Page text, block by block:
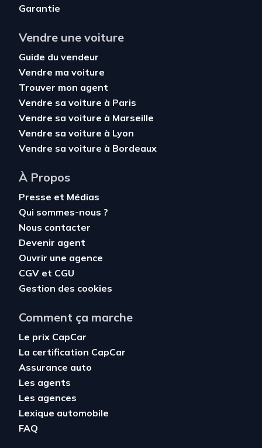
Garantie
Vendre une voiture
Guide du vendeur
Vendre ma voiture
Trouver mon agent
Vendre sa voiture à Paris
Vendre sa voiture à Marseille
Vendre sa voiture à Lyon
Vendre sa voiture à Bordeaux
À Propos
Presse et Médias
Qui sommes-nous ?
Nous contacter
Devenir agent
Ouvrir une agence
CGV et CGU
Gestion des cookies
Comment ça marche
Le prix CapCar
La certification CapCar
Assurance auto
Les agents
Les agences
Lexique automobile
FAQ